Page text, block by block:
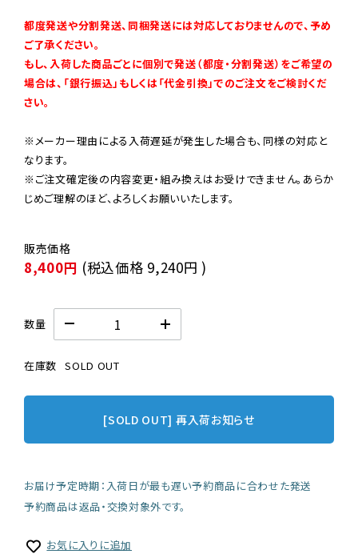
都度発送や分割発送、同梱発送には対応しておりませんので、予め
ご了承ください。
もし、入荷した商品ごとに個別で発送（都度・分割発送）をご希望の
場合は、「銀行振込」もしくは「代金引換」でのご注文をご検討くだ
さい。
※メーカー理由による入荷遅延が発生した場合も、同様の対応と
なります。
※ご注文確定後の内容変更・組み換えはお受けできません。あらか
じめご理解のほど、よろしくお願いいたします。
8,400円 (税込価格 9,240円 )
数量
在庫数 SOLD OUT
[SOLD OUT] 再入荷お知らせ
お届け予定時期：入荷日が最も遅い予約商品に合わせた発送
予約商品は返品・交換対象外です。
お気に入りに追加